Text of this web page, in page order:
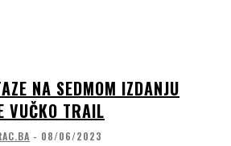
NA SEDMOM IZDANJU
VUČKO TRAIL
- 08/06/2023